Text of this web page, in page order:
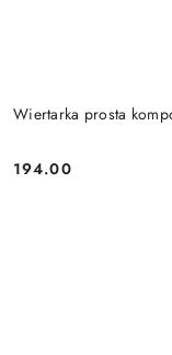
Wiertarka prosta
Cena:
194.00